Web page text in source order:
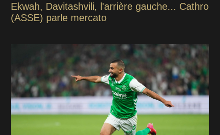
Ekwah, Davitashvili, l'arrière gauche... Cathro
(ASSE) parle mercato